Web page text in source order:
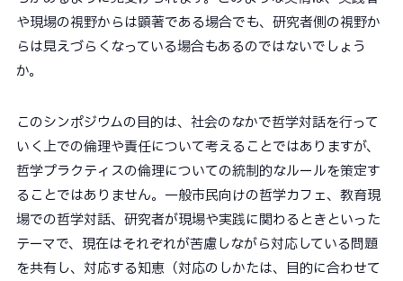
や現場の視野からは顕著である場合でも、研究者側の視野か
らは見えづらくなっている場合もあるのではないでしょう
か。
このシンポジウムの目的は、社会のなかで哲学対話を行って
いく上での倫理や責任について考えることではありますが、
哲学プラクティスの倫理についての統制的なルールを策定す
ることではありません。一般市民向けの哲学カフェ、教育現
場での哲学対話、研究者が現場や実践に関わるときといった
テーマで、現在はそれぞれが苦慮しながら対応している問題
を共有し、対応する知恵（対応のしかたは、目的に合わせて